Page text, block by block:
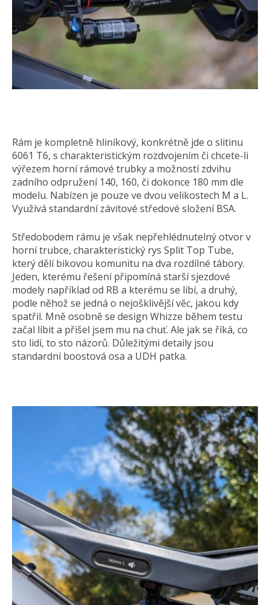
Rám je kompletně hliníkový, konkrétně jde o slitinu
6061 T6, s charakteristickým rozdvojením či chcete-li
výřezem horní rámové trubky a možností zdvihu
zadního odpružení 140, 160, či dokonce 180 mm dle
modelu. Nabízen je pouze ve dvou velikostech M a L.
Využívá standardní závitové středové složení BSA.
Středobodem rámu je však nepřehlédnutelný otvor v
horní trubce, charakteristický rys Split Top Tube,
který dělí bikovou komunitu na dva rozdílné tábory.
Jeden, kterému řešení připomíná starší sjezdové
modely například od RB a kterému se líbí, a druhý,
podle něhož se jedná o nejošklivější věc, jakou kdy
spatřil. Mně osobně se design Whizze během testu
začal líbit a přišel jsem mu na chuť. Ale jak se říká, co
sto lidí, to sto názorů. Důležitými detaily jsou
standardní boostová osa a UDH patka.